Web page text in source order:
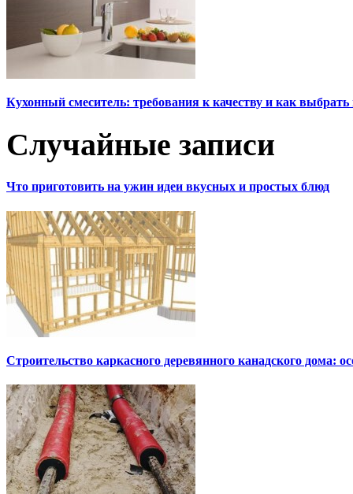
Кухонный смеситель: требования к качеству и как
Случайные записи
Что приготовить на ужин идеи вкусных и простых блюд
Строительство каркасного деревянного канадского дома: